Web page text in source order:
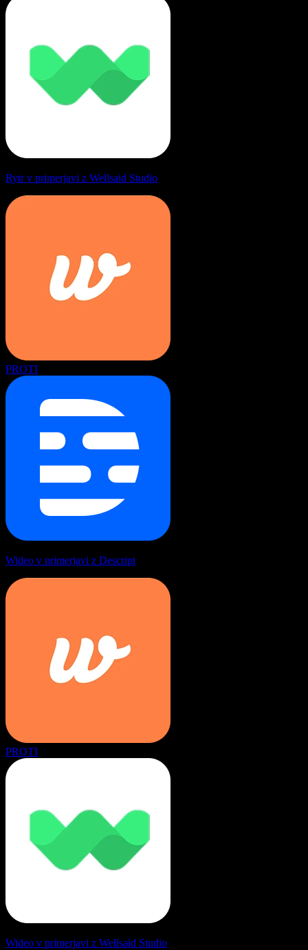
Rytr v primerjavi z Wellsaid Studio
PROTI
Wideo v primerjavi z Descript
PROTI
Wideo v primerjavi z Wellsaid Studio